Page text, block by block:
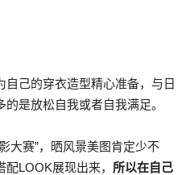
己的穿衣造型精心准备，与日
是放松自我或者自我满足。
大赛”，晒风景美图肯定少不
LOOK展现出来， 所以在自己